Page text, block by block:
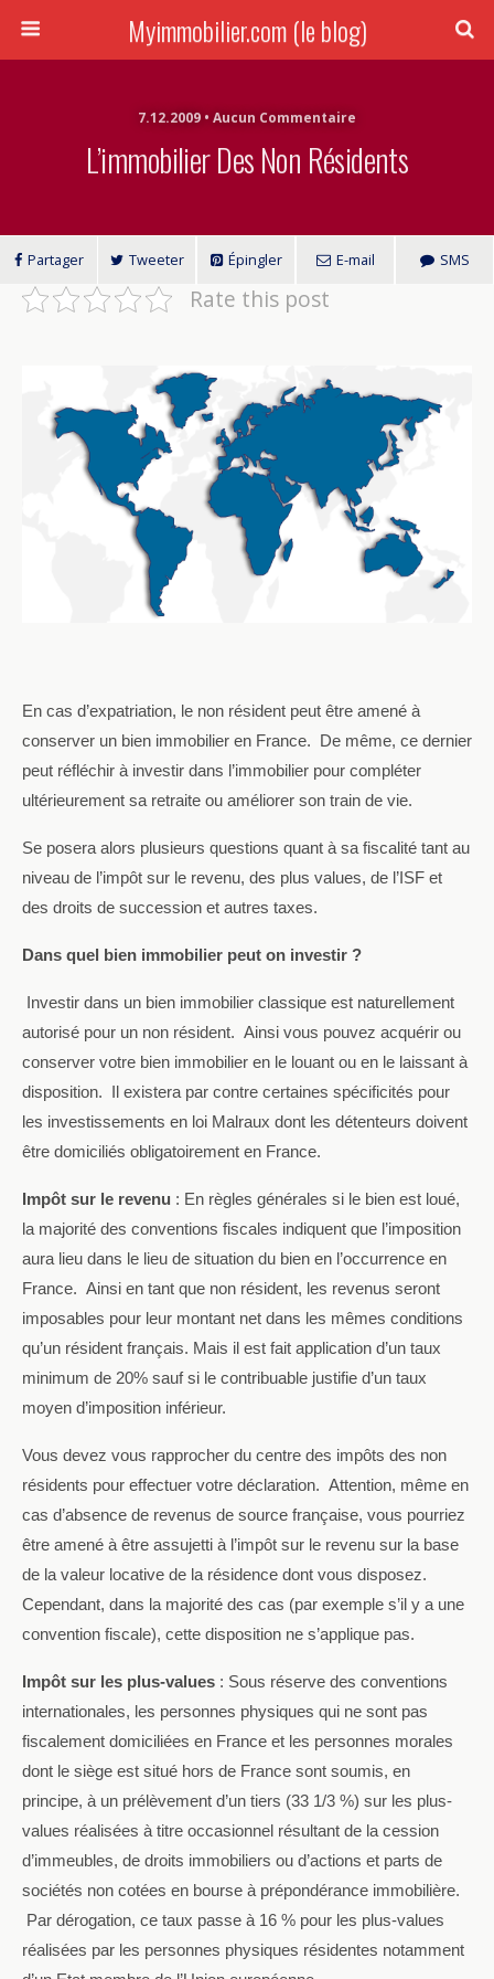
Myimmobilier.com (le blog)
7.12.2009 • Aucun Commentaire
L’immobilier Des Non Résidents
Partager Tweeter Épingler E-mail SMS
Rate this post
En cas d’expatriation, le non résident peut être amené à
conserver un bien immobilier en France.
De même, ce dernier
peut réfléchir à investir dans l’immobilier pour compléter
ultérieurement sa retraite ou améliorer son train de vie.
Se posera alors plusieurs questions quant à sa fiscalité tant au
niveau de l’impôt sur le revenu, des plus values, de l’ISF et
des droits de succession et autres taxes.
Dans quel bien immobilier peut on investir ?
Investir dans un bien immobilier classique est naturellement
autorisé pour un non résident. Ainsi vous pouvez acquérir ou
conserver votre bien immobilier en le louant ou en le laissant à
disposition.
Il existera par contre certaines spécificités pour
les investissements en loi Malraux dont les détenteurs doivent
être domiciliés obligatoirement en France.
Impôt sur le revenu : En règles générales si le bien est loué,
la majorité des conventions fiscales indiquent que l’imposition
aura lieu dans le lieu de situation du bien en l’occurrence en
France. Ainsi en tant que non résident, les revenus seront
imposables pour leur montant net dans les mêmes conditions
qu’un résident français. Mais il est fait application d’un taux
minimum de 20% sauf si le contribuable justifie d’un taux
moyen d’imposition inférieur.
Vous devez vous rapprocher du centre des impôts des non
résidents pour effectuer votre déclaration. Attention, même en
cas d’absence de revenus de source française, vous pourriez
être amené à être assujetti à l’impôt sur le revenu sur la base
de la valeur locative de la résidence dont vous disposez.
Cependant, dans la majorité des cas (par exemple s’il y a une
convention fiscale), cette disposition ne s’applique pas.
Impôt sur les plus-values : Sous réserve des conventions
internationales, les personnes physiques qui ne sont pas
fiscalement domiciliées en France et les personnes morales
dont le siège est situé hors de France sont soumis, en
principe, à un prélèvement d’un tiers (33 1/3 %) sur les plus-
values réalisées à titre occasionnel résultant de la cession
d’immeubles, de droits immobiliers ou d’actions et parts de
sociétés non cotées en bourse à prépondérance immobilière.
Par dérogation, ce taux passe à 16 % pour les plus-values
réalisées par les personnes physiques résidentes notamment